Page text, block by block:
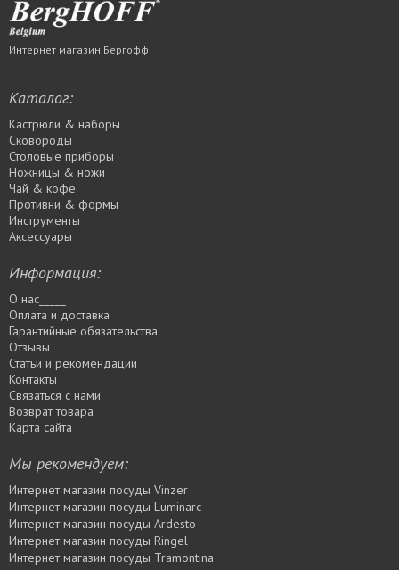
Интернет магазин Бергофф
Каталог:
Кастрюли & наборы
Сковороды
Столовые приборы
Ножницы & ножи
Чай & кофе
Противни & формы
Инструменты
Аксессуары
Информация:
О нас_____
Оплата и доставка
Гарантийные обязательства
Отзывы
Статьи и рекомендации
Контакты
Связаться с нами
Возврат товара
Карта сайта
Мы рекомендуем:
Интернет магазин посуды Vinzer
Интернет магазин посуды Luminarc
Интернет магазин посуды Ardesto
Интернет магазин посуды Rіngel
Интернет магазин посуды Tramontina